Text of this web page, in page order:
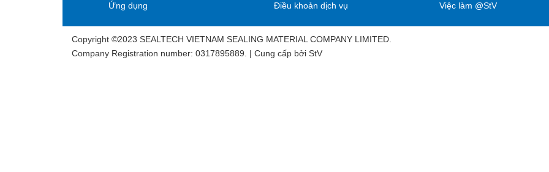
Ứng dụng
Điều khoản dịch vụ
Việc làm @StV
Copyright ©2023 SEALTECH VIETNAM SEALING MATERIAL COMPANY LIMITED.
Company Registration number: 0317895889. | Cung cấp bởi StV